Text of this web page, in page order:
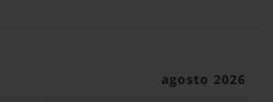
agosto 2026